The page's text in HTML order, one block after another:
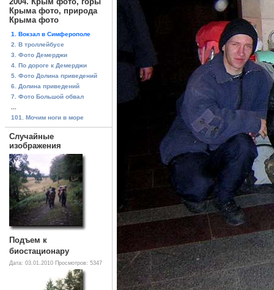
Крыма фото, природа
Крыма фото
1. Вокзал в Симферополе
2. В троллейбусе
3. Фото Демерджи
4. По дороге к Демерджи
5. Фото Долина приведений
6. Долина приведений
7. Фото Большой обвал
101. Мочим ноги в море
Случайные
изображения
Подъем к
биостационару
Дата: 03.01.2010 Просмотров: 5347